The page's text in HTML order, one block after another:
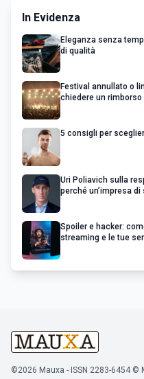
In Evidenza
Eleganza senza
di qualità
Festival annullato o
chiedere un rimborso
5 consigli per
Uri Poliavich sulla
perché un’impresa
Spoiler e hacker:
streaming e le tue
©2026 Mauxa - ISSN 2283-6454